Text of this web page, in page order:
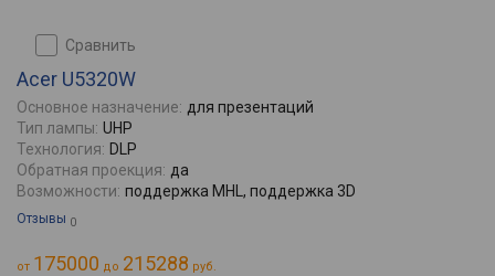
сравнить
Acer U5320W
Основное назначение: для презентаций
Тип лампы: UHP
Технология: DLP
Обратная проекция: да
Возможности: поддержка MHL, поддержка 3D
Отзывы 0
от 175000 до 215288 руб.